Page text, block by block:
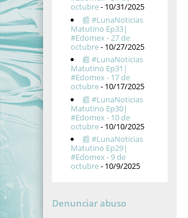
octubre- 10/31/2025
📰 #LunaNoticias
Matutino Ep33|
#Edomex - 27 de
octubre- 10/27/2025
📰 #LunaNoticias
Matutino Ep31|
#Edomex - 17 de
octubre- 10/17/2025
📰 #LunaNoticias
Matutino Ep30|
#Edomex - 10 de
octubre- 10/10/2025
📰 #LunaNoticias
Matutino Ep29|
#Edomex - 9 de
octubre- 10/9/2025
Denunciar abuso